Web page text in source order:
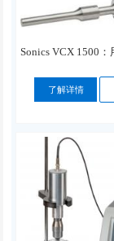
了解详情